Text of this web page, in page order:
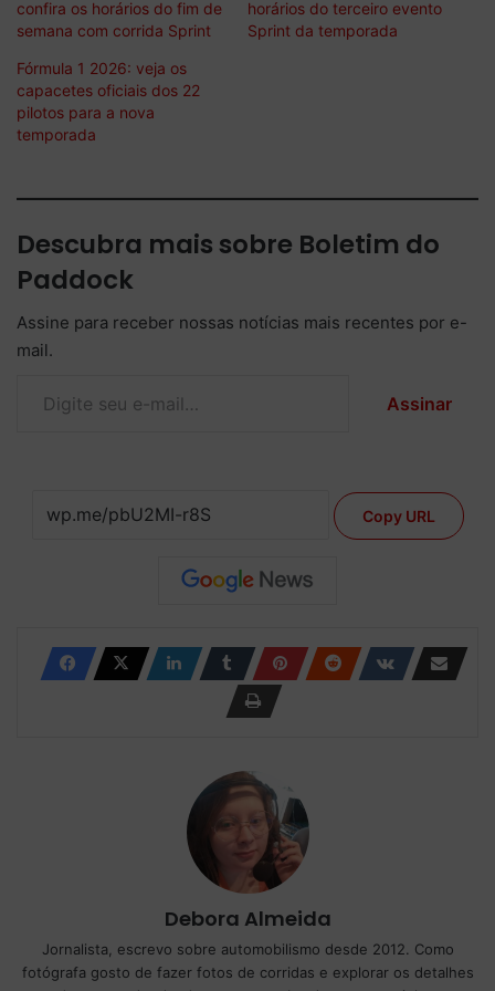
confira os horários do fim de
semana com corrida Sprint
horários do terceiro evento
Sprint da temporada
Fórmula 1 2026: veja os
capacetes oficiais dos 22
pilotos para a nova
temporada
Descubra mais sobre Boletim do
Paddock
Assine para receber nossas notícias mais recentes por e-
mail.
Assinar
Copy URL
Debora Almeida
Jornalista, escrevo sobre automobilismo desde 2012. Como
fotógrafa gosto de fazer fotos de corridas e explorar os detalhes